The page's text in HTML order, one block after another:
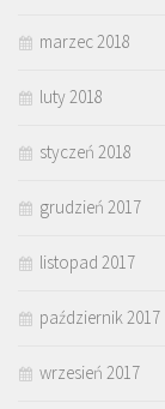
marzec 2018
luty 2018
styczeń 2018
grudzień 2017
listopad 2017
październik 2017
wrzesień 2017